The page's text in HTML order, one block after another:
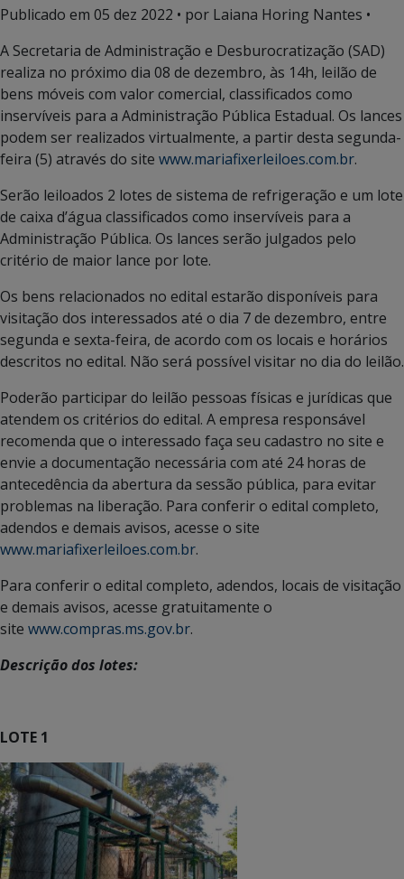
Publicado em 05 dez 2022 • por Laiana Horing Nantes •
A Secretaria de Administração e Desburocratização (SAD)
realiza no próximo dia 08 de dezembro, às 14h, leilão de
bens móveis com valor comercial, classificados como
inservíveis para a Administração Pública Estadual. Os lances
podem ser realizados virtualmente, a partir desta segunda-
feira (5) através do site www.mariafixerleiloes.com.br.
Serão leiloados 2 lotes de sistema de refrigeração e um lote
de caixa d’água classificados como inservíveis para a
Administração Pública. Os lances serão julgados pelo
critério de maior lance por lote.
Os bens relacionados no edital estarão disponíveis para
visitação dos interessados até o dia 7 de dezembro, entre
segunda e sexta-feira, de acordo com os locais e horários
descritos no edital. Não será possível visitar no dia do leilão.
Poderão participar do leilão pessoas físicas e jurídicas que
atendem os critérios do edital. A empresa responsável
recomenda que o interessado faça seu cadastro no site e
envie a documentação necessária com até 24 horas de
antecedência da abertura da sessão pública, para evitar
problemas na liberação. Para conferir o edital completo,
adendos e demais avisos, acesse o site
www.mariafixerleiloes.com.br.
Para conferir o edital completo, adendos, locais de visitação
e demais avisos, acesse gratuitamente o
site www.compras.ms.gov.br.
Descrição dos lotes:
LOTE 1